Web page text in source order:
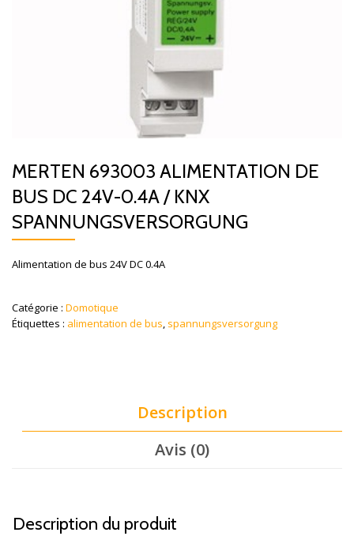
MERTEN 693003 ALIMENTATION DE
BUS DC 24V-0.4A / KNX
SPANNUNGSVERSORGUNG
Alimentation de bus 24V DC 0.4A
Catégorie : Domotique
Étiquettes : alimentation de bus, spannungsversorgung
Description
Avis (0)
Description du produit